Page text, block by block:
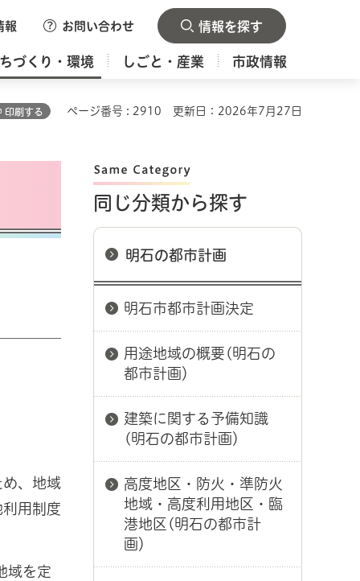
報 お問い合わせ 情報を探す
づくり・環境 しごと・産業 市政情報
印刷する ページ番号 : 2910 更新日：2026年7月27日
、地域
用制度
域を定
同じ分類から探す
明石の都市計画
明石市都市計画決定
用途地域の概要(明石の
都市計画）
建築に関する予備知識
(明石の都市計画）
高度地区・防火・準防火
地域・高度利用地区・臨
港地区(明石の都市計
画）